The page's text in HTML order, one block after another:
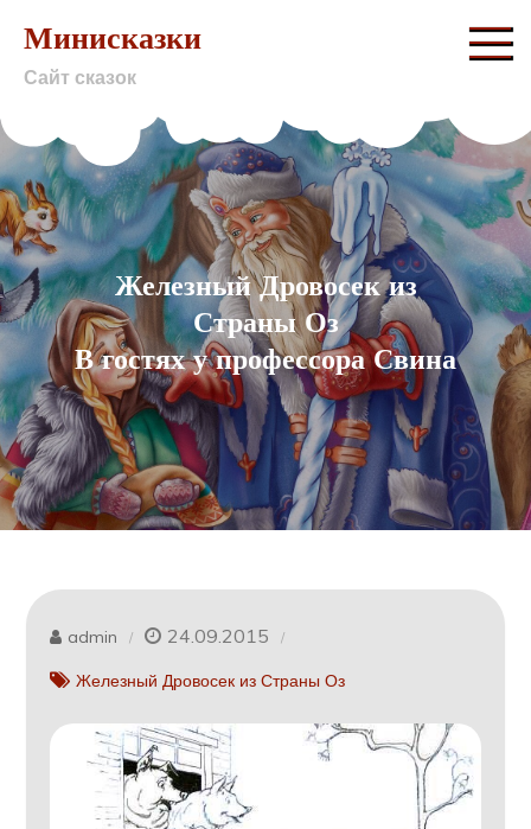
content
Минисказки
Сайт сказок
Железный Дровосек из
Страны Оз
В гостях у профессора Свина
admin 24.09.2015
Железный Дровосек из Страны Оз